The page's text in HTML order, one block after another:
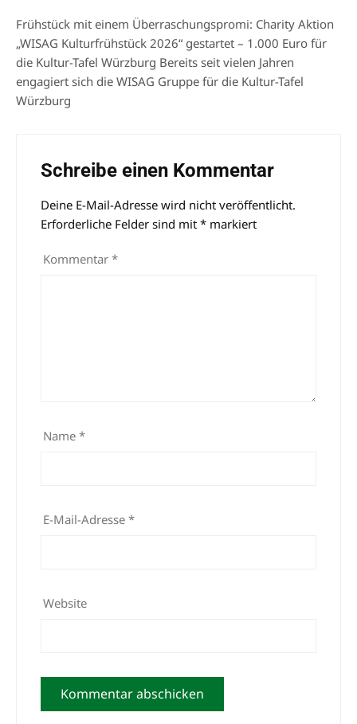
Frühstück mit einem Überraschungspromi: Charity Aktion
„WISAG Kulturfrühstück 2026“ gestartet – 1.000 Euro für
die Kultur-Tafel Würzburg Bereits seit vielen Jahren
engagiert sich die WISAG Gruppe für die Kultur-Tafel
Würzburg
Schreibe einen Kommentar
Deine E-Mail-Adresse wird nicht veröffentlicht.
Erforderliche Felder sind mit * markiert
Kommentar *
Name *
E-Mail-Adresse *
Website
Alternative: